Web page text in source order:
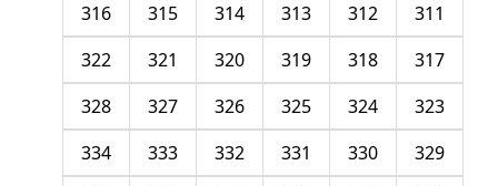
311
312
313
314
315
316
317
318
319
320
321
322
323
324
325
326
327
328
329
330
331
332
333
334